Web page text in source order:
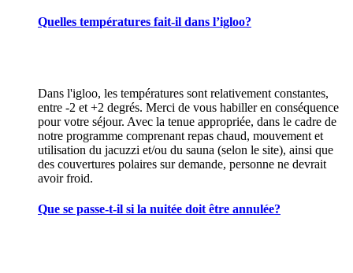
Quelles températures fait-il dans l’igloo?
Dans l'igloo, les températures sont relativement constantes,
entre -2 et +2 degrés. Merci de vous habiller en conséquence
pour votre séjour. Avec la tenue appropriée, dans le cadre de
notre programme comprenant repas chaud, mouvement et
utilisation du jacuzzi et/ou du sauna (selon le site), ainsi que
des couvertures polaires sur demande, personne ne devrait
avoir froid.
Que se passe-t-il si la nuitée doit être annulée?